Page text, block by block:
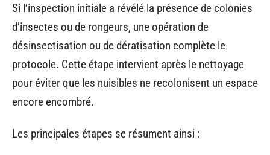
Si l’inspection initiale a révélé la présence de colonies
d’insectes ou de rongeurs, une opération de
désinsectisation ou de dératisation complète le
protocole. Cette étape intervient après le nettoyage
pour éviter que les nuisibles ne recolonisent un espace
encore encombré.
Les principales étapes se résument ainsi :